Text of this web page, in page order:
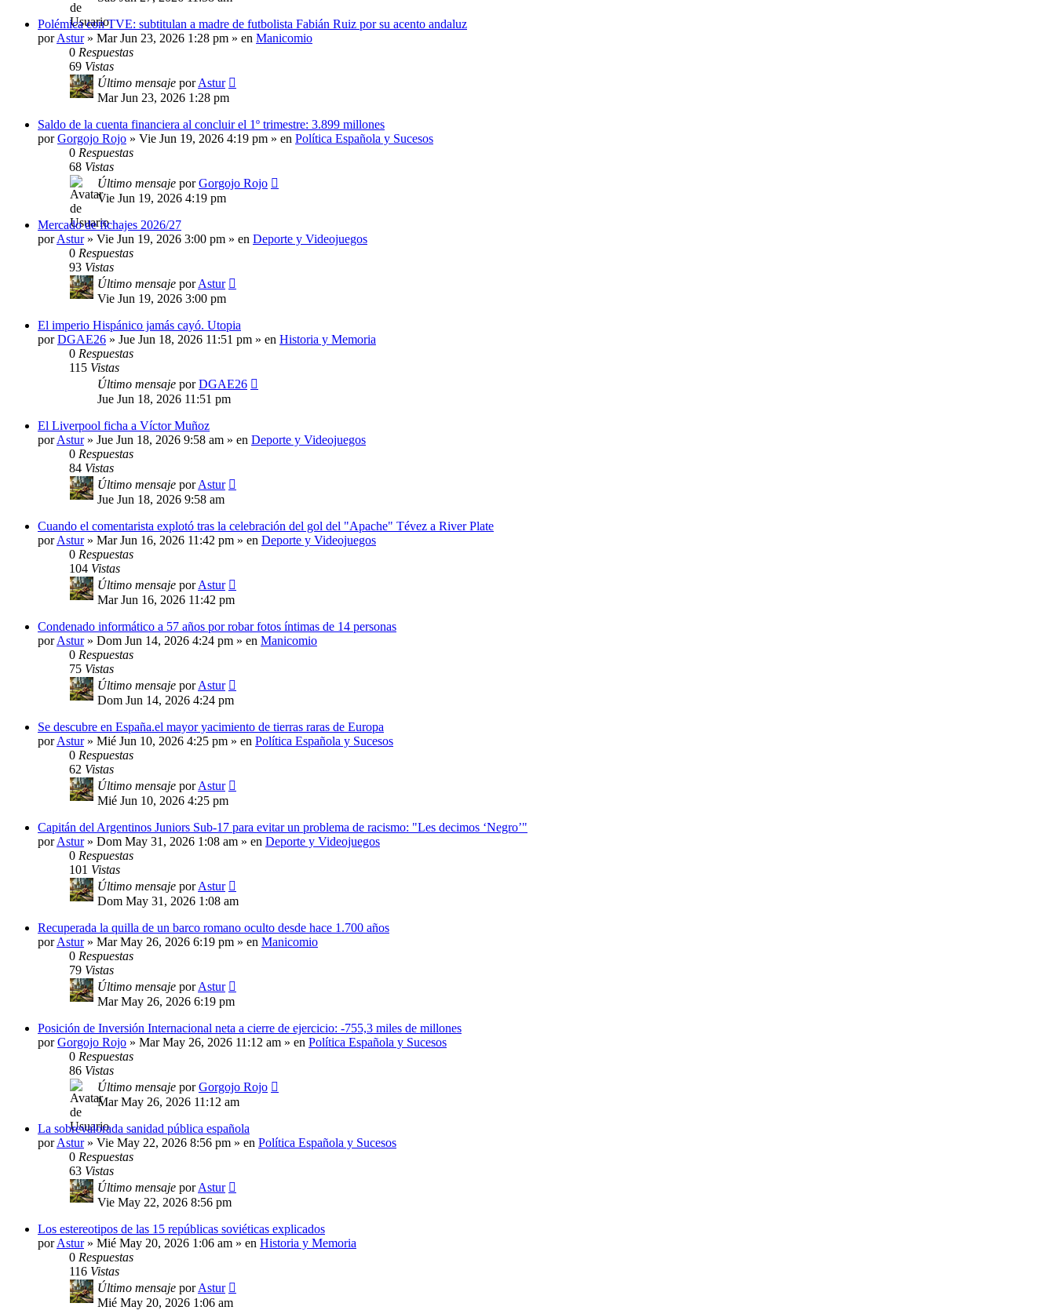
Polémica con TVE: subtitulan a madre de futbolista Fabián Ruiz por su acento andaluz
porAstur» Mar Jun 23, 2026 1:28 pm » en Manicomio
0 Respuestas
69 Vistas
Último mensaje porAstur
Mar Jun 23, 2026 1:28 pm
Saldo de la cuenta financiera al concluir el 1º trimestre: 3.899 millones
porGorgojo Rojo » Vie Jun 19, 2026 4:19 pm » en Política Española y Sucesos
0 Respuestas
68 Vistas
Último mensaje porGorgojo Rojo
Vie Jun 19, 2026 4:19 pm
Mercado de fichajes 2026/27
porAstur» Vie Jun 19, 2026 3:00 pm » en Deporte y Videojuegos
0 Respuestas
93 Vistas
Último mensaje porAstur
Vie Jun 19, 2026 3:00 pm
El imperio Hispánico jamás cayó. Utopia
porDGAE26 » Jue Jun 18, 2026 11:51 pm » en Historia y Memoria
0 Respuestas
115 Vistas
Último mensaje porDGAE26
Jue Jun 18, 2026 11:51 pm
El Liverpool ficha a Víctor Muñoz
porAstur» Jue Jun 18, 2026 9:58 am » en Deporte y Videojuegos
0 Respuestas
84 Vistas
Último mensaje porAstur
Jue Jun 18, 2026 9:58 am
Cuando el comentarista explotó tras la celebración del gol del "Apache" Tévez a River Plate
porAstur» Mar Jun 16, 2026 11:42 pm » en Deporte y Videojuegos
0 Respuestas
104 Vistas
Último mensaje porAstur
Mar Jun 16, 2026 11:42 pm
Condenado informático a 57 años por robar fotos íntimas de 14 personas
porAstur» Dom Jun 14, 2026 4:24 pm » en Manicomio
0 Respuestas
75 Vistas
Último mensaje porAstur
Dom Jun 14, 2026 4:24 pm
Se descubre en España.el mayor yacimiento de tierras raras de Europa
porAstur» Mié Jun 10, 2026 4:25 pm » en Política Española y Sucesos
0 Respuestas
62 Vistas
Último mensaje porAstur
Mié Jun 10, 2026 4:25 pm
Capitán del Argentinos Juniors Sub-17 para evitar un problema de racismo: "Les decimos ‘Negro’"
porAstur» Dom May 31, 2026 1:08 am » en Deporte y Videojuegos
0 Respuestas
101 Vistas
Último mensaje porAstur
Dom May 31, 2026 1:08 am
Recuperada la quilla de un barco romano oculto desde hace 1.700 años
porAstur» Mar May 26, 2026 6:19 pm » en Manicomio
0 Respuestas
79 Vistas
Último mensaje porAstur
Mar May 26, 2026 6:19 pm
Posición de Inversión Internacional neta a cierre de ejercicio: -755,3 miles de millones
porGorgojo Rojo » Mar May 26, 2026 11:12 am » en Política Española y Sucesos
0 Respuestas
86 Vistas
Último mensaje porGorgojo Rojo
Mar May 26, 2026 11:12 am
La sobrevalorada sanidad pública española
porAstur» Vie May 22, 2026 8:56 pm » en Política Española y Sucesos
0 Respuestas
63 Vistas
Último mensaje porAstur
Vie May 22, 2026 8:56 pm
Los estereotipos de las 15 repúblicas soviéticas explicados
porAstur» Mié May 20, 2026 1:06 am » en Historia y Memoria
0 Respuestas
116 Vistas
Último mensaje porAstur
Mié May 20, 2026 1:06 am